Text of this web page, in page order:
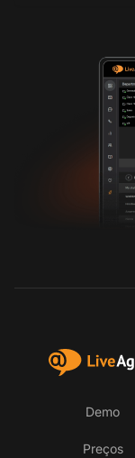
Demo
Preços